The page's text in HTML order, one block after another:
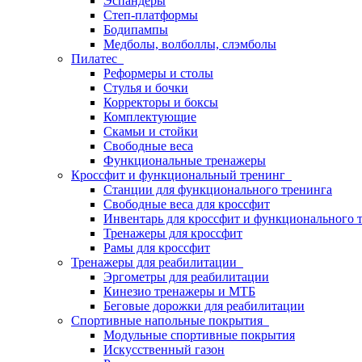
Степ-платформы
Бодипампы
Медболы, волболлы, слэмболы
Пилатес
Реформеры и столы
Стулья и бочки
Корректоры и боксы
Комплектующие
Скамьи и стойки
Свободные веса
Функциональные тренажеры
Кроссфит и функциональный тренинг
Станции для функционального тренинга
Свободные веса для кроссфит
Инвентарь для кроссфит и функционального
Тренажеры для кроссфит
Рамы для кроссфит
Тренажеры для реабилитации
Эргометры для реабилитации
Кинезио тренажеры и МТБ
Беговые дорожки для реабилитации
Спортивные напольные покрытия
Модульные спортивные покрытия
Искусственный газон